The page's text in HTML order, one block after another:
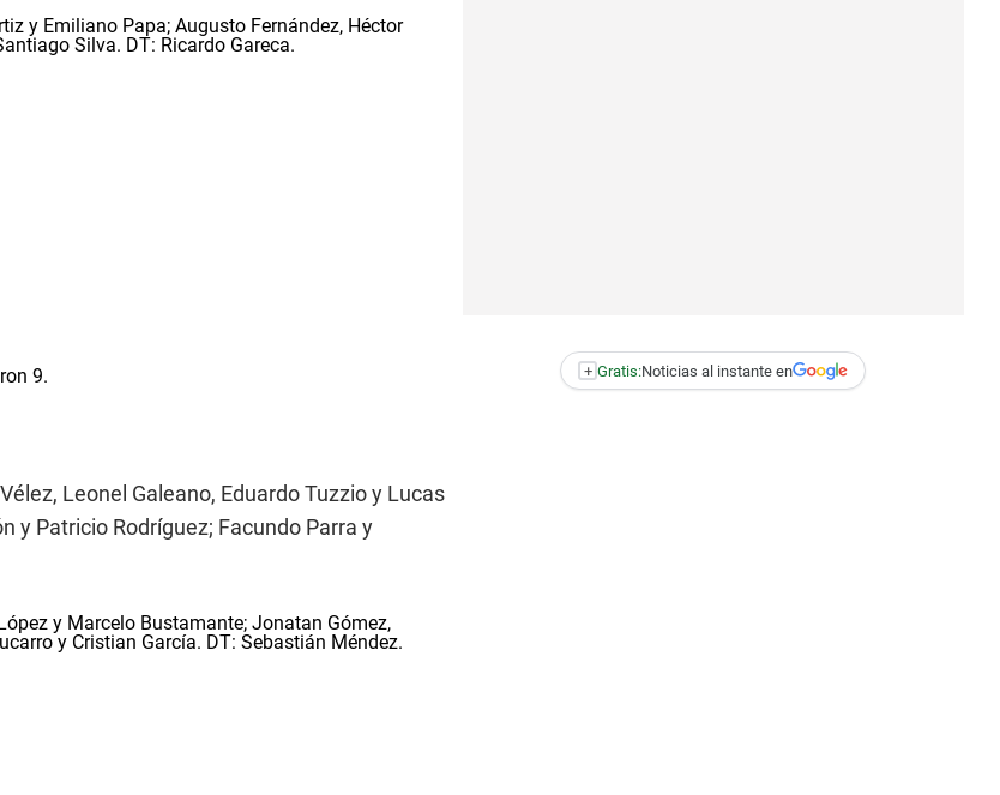
y Emiliano Papa; Augusto Fernández, Héctor
Silva. DT: Ricardo Gareca.
9.
Leonel Galeano, Eduardo Tuzzio y Lucas
y Patricio Rodríguez; Facundo Parra y
y Marcelo Bustamante; Jonatan Gómez,
y Cristian García. DT: Sebastián Méndez.
+ Gratis:Noticias al instante en